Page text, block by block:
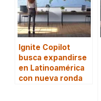
Ignite Copilot
busca expandirse
en Latinoamérica
con nueva ronda